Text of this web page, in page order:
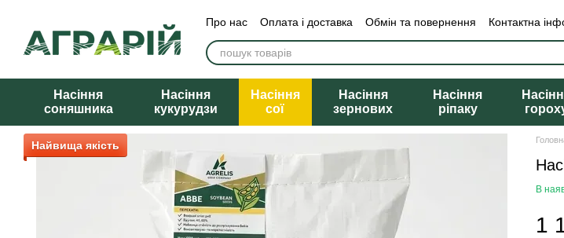
Про нас Оплата і доставка Обмін та повернення Контактна
Насіння
соняшника
Насіння
кукурудзи
Насіння
сої
Насіння
зернових
Насіння
ріпаку
Найвища якість
В
1